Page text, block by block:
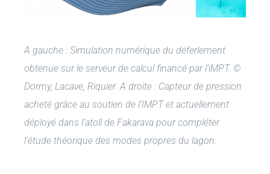
A gauche : Simulation numérique du déferlement
obtenue sur le serveur de calcul financé par l’iMPT. ©
Dormy, Lacave, Riquier. A droite : Capteur de pression
acheté grâce au soutien de l’IMPT et actuellement
déployé dans l’atoll de Fakarava pour compléter
l’étude théorique des modes propres du lagon.